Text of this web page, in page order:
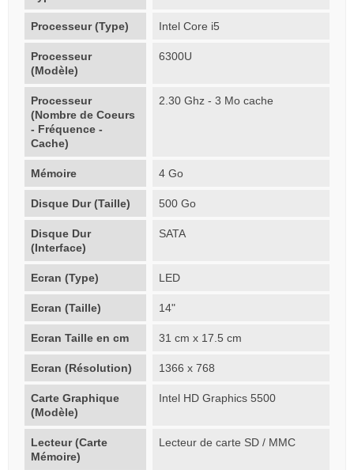
Processeur (Type) Intel Core i5
Processeur
(Modèle)
6300U
Processeur
(Nombre de Coeurs
- Fréquence -
Cache)
2.30 Ghz - 3 Mo cache
Mémoire 4 Go
Disque Dur (Taille) 500 Go
Disque Dur
(Interface)
SATA
Ecran (Type) LED
Ecran (Taille) 14"
Ecran Taille en cm 31 cm x 17.5 cm
Ecran (Résolution) 1366 x 768
Carte Graphique
(Modèle)
Intel HD Graphics 5500
Lecteur (Carte
Mémoire)
Lecteur de carte SD / MMC